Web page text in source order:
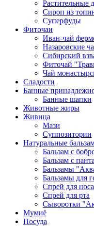
Растительные
Сироп из
Суперфуды
Фиточаи
Иван-чай
Назаровские
Сибирский
Фиточай
Чай
Сладости
Банные
Банные шапки
Животные жиры
Живица
Мази
Суппозитории
Натуральные
Бальзам с
Бальзам с
Бальзамы
Бальзамы для
Спрей для
Спрей для рта
Сыворотки
Мумиё
Посуда